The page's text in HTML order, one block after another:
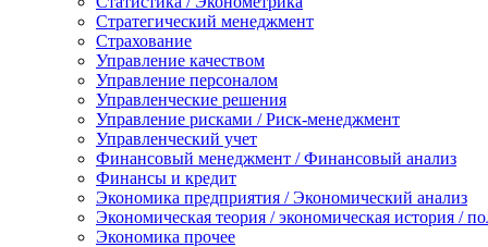
Стратегический менеджмент
Страхование
Управление качеством
Управление персоналом
Управленческие решения
Управление рисками / Риск-менеджмент
Управленческий учет
Финансовый менеджмент / Финансовый анализ
Финансы и кредит
Экономика предприятия / Экономический анализ
Экономическая теория / экономическая история /
Экономика прочее